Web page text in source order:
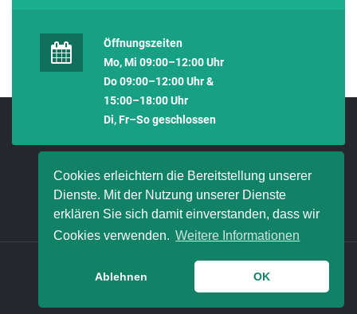
Cookies erleichtern die Bereitstellung unserer
Dienste. Mit der Nutzung unserer Dienste
erklären Sie sich damit einverstanden, dass wir
Cookies verwenden. Weitere Informationen
Ablehnen OK
Öffnungszeiten
Mo, Mi 09:00–12:00 Uhr
Do 09:00–12:00 Uhr &
15:00–18:00 Uhr
Di, Fr–So geschlossen
© 2021 HanseMerkur Bielefeld - Paul Fierek
IMPRESSUM DATENSCHUTZ